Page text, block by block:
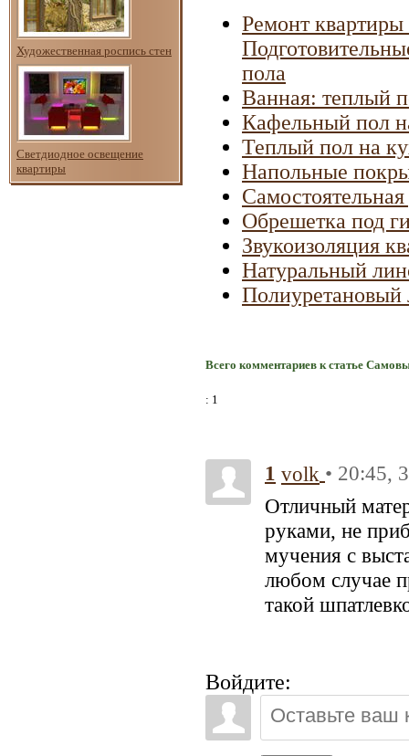
Художественная роспись стен
Светдиодное освещение
квартиры
Ремонт
пола
Ванная: теплый
Кафельный пол
Теплый пол на
Напольные
Обрешетка под
Звукоизоляция
Натуральный
Полиуретановый
Всего комментариев к статье
: 1
1 volk • 20:45,
Отличный
руками, не
мучения с
любом случае
такой
Войдите: